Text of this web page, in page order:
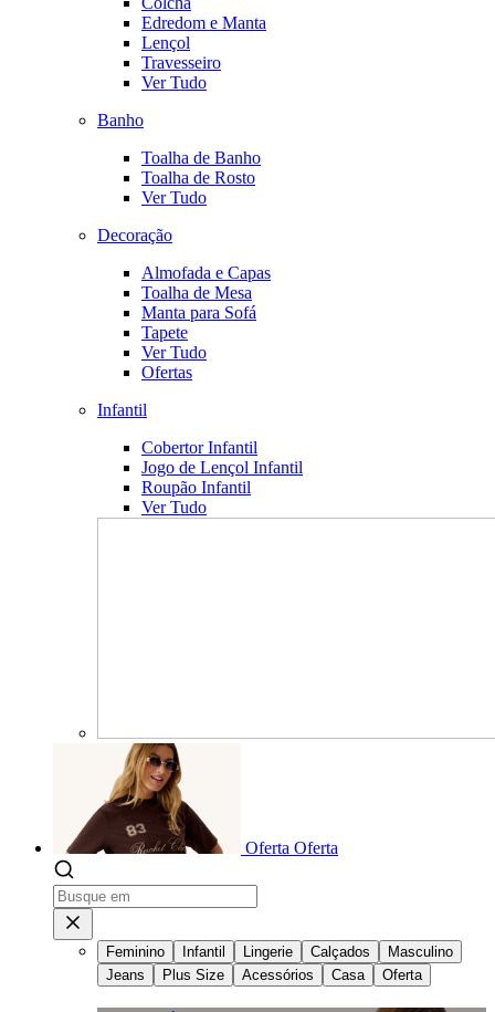
Edredom e Manta
Lençol
Travesseiro
Ver Tudo
Banho
Toalha de Banho
Toalha de Rosto
Ver Tudo
Decoração
Almofada e Capas
Toalha de Mesa
Manta para Sofá
Tapete
Ver Tudo
Ofertas
Infantil
Cobertor Infantil
Jogo de Lençol Infantil
Roupão Infantil
Ver Tudo
Oferta Oferta
Feminino Infantil Lingerie Calçados
Masculino
Jeans
Plus Size Acessórios Casa Oferta